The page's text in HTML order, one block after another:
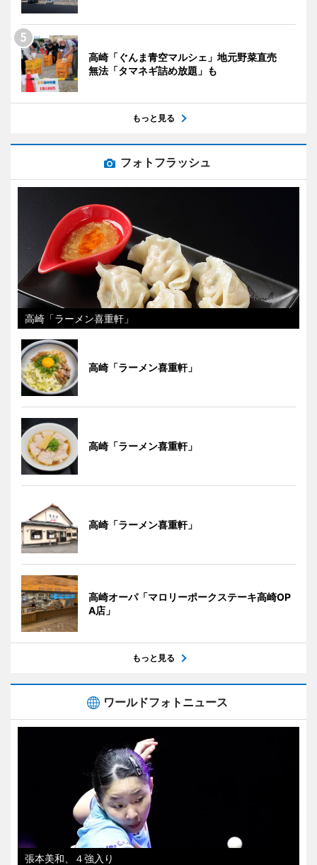
高崎「ぐんま青空マルシェ」地元野菜直売
無法「タマネギ詰め放題」も
もっと見る
フォトフラッシュ
高崎「ラーメン喜重軒」
高崎「ラーメン喜重軒」
高崎「ラーメン喜重軒」
高崎「ラーメン喜重軒」
高崎オーパ「マロリーポークステーキ高崎OP
A店」
もっと見る
ワールドフォトニュース
張本美和、４強入り